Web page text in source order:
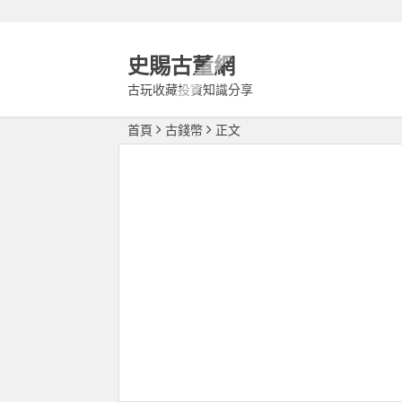
史賜古董網
古玩收藏投資知識分享
首頁 古錢幣 正文